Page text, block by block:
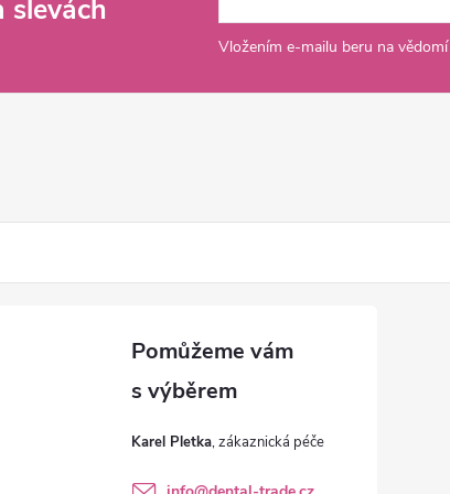
slevách
Vložením e-mailu beru na vědomí
Karel Pletka